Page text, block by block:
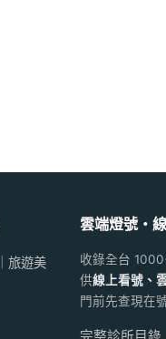
旅遊美
雲端燈號・
收錄全台
供線上看號、
門前先查現在